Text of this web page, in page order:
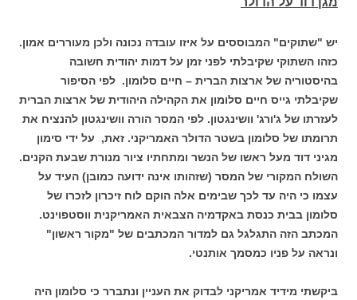
יש "שתוקים" המבוססים על איזו עובדה נכונה ולכן מעוררים אמון.
כזהו השתוקי שקיבלתי לפני זמן על דמות יהודית חשובה
בהיסטוריה של ארצות הברית – חיים סלומון. לפי הסיפור
שקיבלתי גייס חיים סלומון את הקהילה היהודית של ארצות הברית
לעזרתו של ג'ורג' וושינגטון. לפי המסר הורה וושינגטון להנציח את
תרומתו של סלומון בשטר הדולר האמריקני. זאת, על ידי סימון
מגיני דוד מעל ראשו של הנשר ומתחתיו ציור מנורת שבעת הקנים.
השולח המקורי של המסר (שזהותו אינה ידועה כמובן) העיד על
עצמו כי היה עד לכך שבימים אלה הוקם לוח זיכרון לזכרו של
סלומון בבית כנסת באקדמיה הצבאית האמריקנית ווסטפוינט.
המכתב הזה התגלגל גם למדור המכתבים של "מקור ראשון"
ונראה על פניו כמסמך אותנטי.
ביקשתי מידיד אמריקני לבדוק את העניין ונתברר כי סלומון היה